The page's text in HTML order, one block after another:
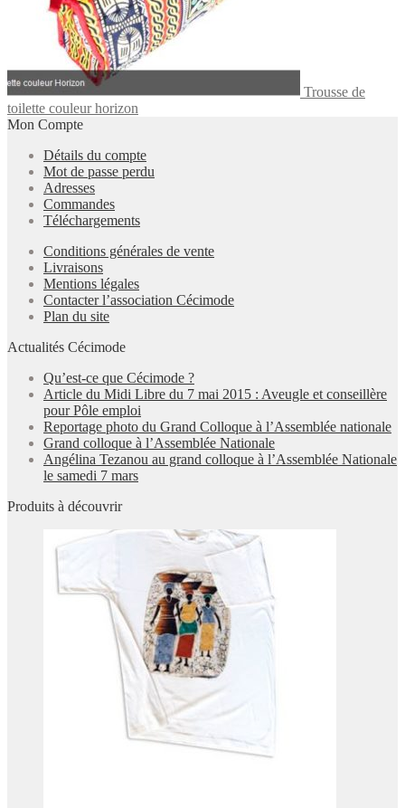
Trousse de
toilette couleur horizon
Mon Compte
Détails du compte
Mot de passe perdu
Adresses
Commandes
Téléchargements
Conditions générales de vente
Livraisons
Mentions légales
Contacter l’association Cécimode
Plan du site
Actualités Cécimode
Qu’est-ce que Cécimode ?
Article du Midi Libre du 7 mai 2015 : Aveugle et conseillère
pour Pôle emploi
Reportage photo du Grand Colloque à l’Assemblée nationale
Grand colloque à l’Assemblée Nationale
Angélina Tezanou au grand colloque à l’Assemblée Nationale
le samedi 7 mars
Produits à découvrir